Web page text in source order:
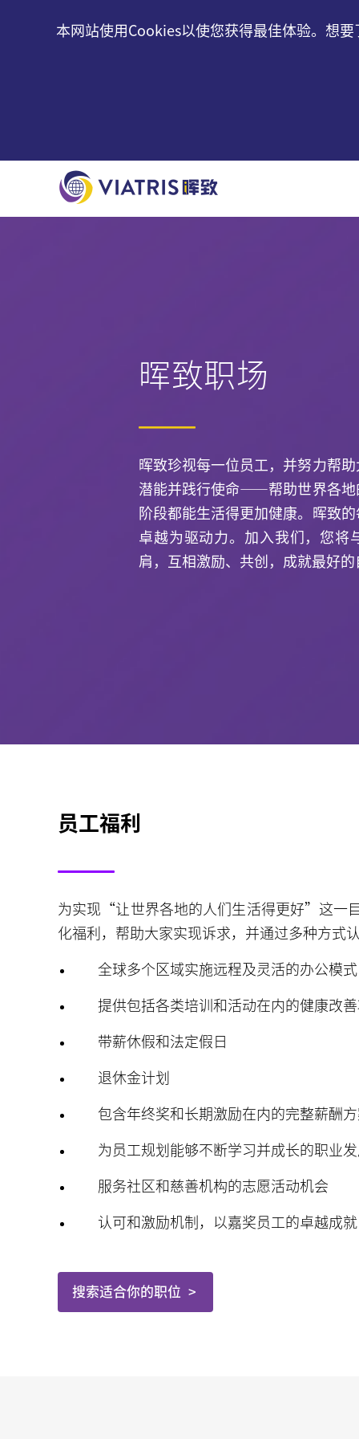
本网站使用Cookies以使您获得最佳体验。想
晖致职场
晖致珍视每一位员工，并努力帮
潜能并践行使命——帮助世界各地
阶段都能生活得更加健康。晖致
卓越为驱动力。加入我们，您将
肩，互相激励、共创，成就最好的
员工福利
为实现“让世界各地的人们生活得更好”这一
化福利，帮助大家实现诉求，并通过多种方式
全球多个区域实施远程及灵活的办公模式
提供包括各类培训和活动在内的健康改
带薪休假和法定假日
退休金计划
包含年终奖和长期激励在内的完整薪酬
为员工规划能够不断学习并成长的职业
服务社区和慈善机构的志愿活动机会
认可和激励机制，以嘉奖员工的卓越成就
搜索适合你的职位